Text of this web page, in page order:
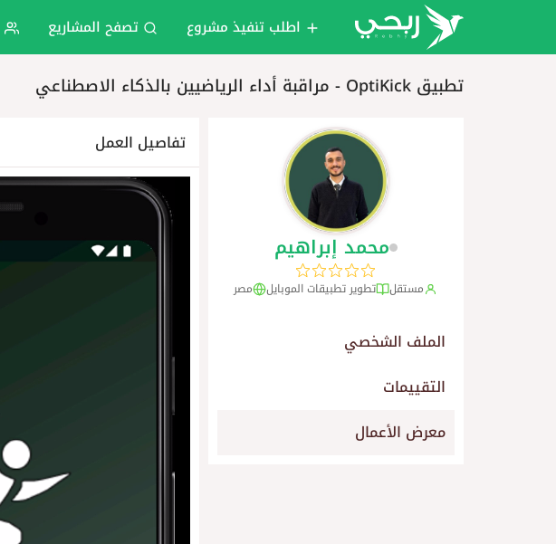
اطلب تنفيذ مشروع تصفح المشاريع
تطبيق OptiKick - مراقبة أداء الرياضيين بالذكاء الاصطناعي
محمد إبراهيم
مستقل تطوير تطبيقات الموبايل مصر
الملف الشخصي
التقييمات
معرض الأعمال
تفاصيل العمل